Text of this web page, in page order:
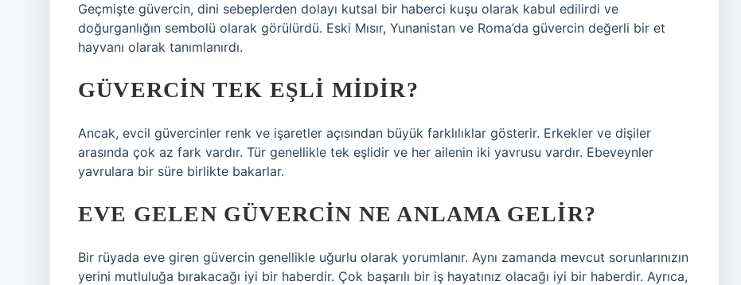
Geçmişte güvercin, dini sebeplerden dolayı kutsal bir haberci kuşu olarak kabul edilirdi ve
doğurganlığın sembolü olarak görülürdü. Eski Mısır, Yunanistan ve Roma’da güvercin değerli bir et
hayvanı olarak tanımlanırdı.
GÜVERCIN TEK EŞLI MIDIR?
Ancak, evcil güvercinler renk ve işaretler açısından büyük farklılıklar gösterir. Erkekler ve dişiler
arasında çok az fark vardır. Tür genellikle tek eşlidir ve her ailenin iki yavrusu vardır. Ebeveynler
yavrulara bir süre birlikte bakarlar.
EVE GELEN GÜVERCIN NE ANLAMA GELIR?
Bir rüyada eve giren güvercin genellikle uğurlu olarak yorumlanır. Aynı zamanda mevcut sorunlarınızın
yerini mutluluğa bırakacağı iyi bir haberdir. Çok başarılı bir iş hayatınız olacağı iyi bir haberdir. Ayrıca,